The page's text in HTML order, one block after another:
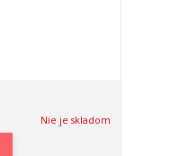
Nie je skladom